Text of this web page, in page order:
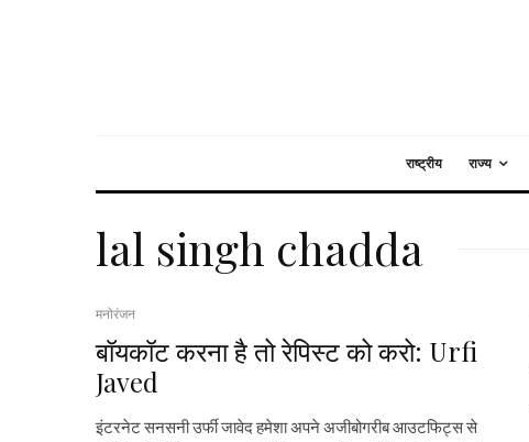
राष्ट्रीय राज्य
lal singh chadda
मनोरंजन
बॉयकॉट करना है तो रेपिस्ट को करो: Urfi
Javed
इंटरनेट सनसनी उर्फी जावेद हमेशा अपने अजीबोगरीब आउटफिट्स से